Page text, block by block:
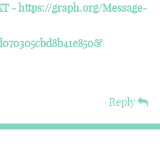
- https://graph.org/Message-
Reply